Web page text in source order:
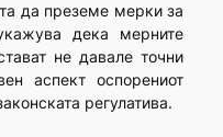
да преземе мерки за
дека мерните
не давале точни
аспект оспорениот
регулатива.